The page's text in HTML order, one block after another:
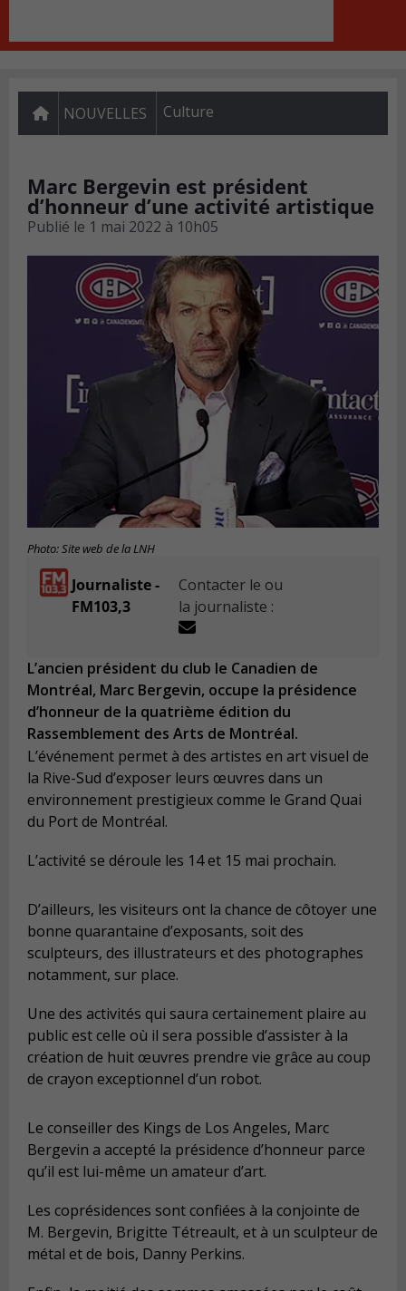
NOUVELLES Culture
Marc Bergevin est président
d’honneur d’une activité artistique
Publié le 1 mai 2022 à 10h05
Photo: Site web de la LNH
Journaliste -
FM103,3
Contacter le ou
la journaliste :
L’ancien président du club le Canadien de
Montréal, Marc Bergevin, occupe la présidence
d’honneur de la quatrième édition du
Rassemblement des Arts de Montréal.
L’événement permet à des artistes en art visuel de
la Rive-Sud d’exposer leurs œuvres dans un
environnement prestigieux comme le Grand Quai
du Port de Montréal.
L’activité se déroule les 14 et 15 mai prochain.
D’ailleurs, les visiteurs ont la chance de côtoyer une
bonne quarantaine d’exposants, soit des
sculpteurs, des illustrateurs et des photographes
notamment, sur place.
Une des activités qui saura certainement plaire au
public est celle où il sera possible d’assister à la
création de huit œuvres prendre vie grâce au coup
de crayon exceptionnel d’un robot.
Le conseiller des Kings de Los Angeles, Marc
Bergevin a accepté la présidence d’honneur parce
qu’il est lui-même un amateur d’art.
Les coprésidences sont confiées à la conjointe de
M. Bergevin, Brigitte Tétreault, et à un sculpteur de
métal et de bois, Danny Perkins.